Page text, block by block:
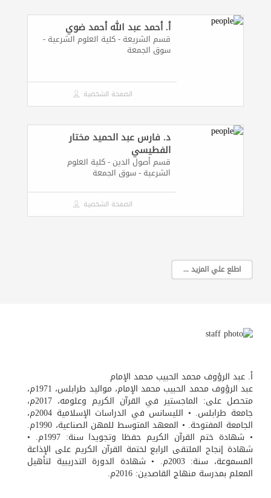
أ. أحمد عبد الله أحمد ضوي
قسم الشريعة - كلية العلوم الشرعية -
سوق الجمعة
الصفحة الشخصية
د. فارس عبد الحميد مختار
الفطيسي
قسم أصول الدين - كلية العلوم
الشرعية - سوق الجمعة
الصفحة الشخصية
اطلع علي المزيد ...
أ. عبد الرؤوف محمد الحبيب محمد الإمام
عبد الرؤوف محمد الحبيب محمد الإمام، مواليد طرابلس، 1971م،
متحصل على: الماجستير في القرآن الكريم وعلومه، 2017م،
جامعة طرابلس. • الليسانس في الدراسات الإسلامية 2004م،
الجامعة المفتوحة. • المعهد المتوسط للمهن الصناعية، 1990م.
• شهادة ختم القرآن الكريم حفظا وتجويدا سنة: 1997م. •
شهادة إنجاح الملتقى الرابع لختمة القرآن الكريم على الإذاعة
المسموعة، سنة: 2003م. • شهادة الدورة التدريبية لتأهيل
المعلم بمدرسة منهاج القاصدين: 2016م.